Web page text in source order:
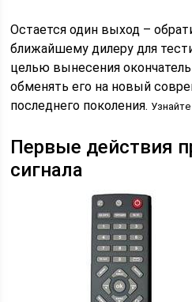
Остается один выход –
ближайшему дилеру для
целью вынесения
обменять его на новый
последнего поколения.
Первые действия
сигнала